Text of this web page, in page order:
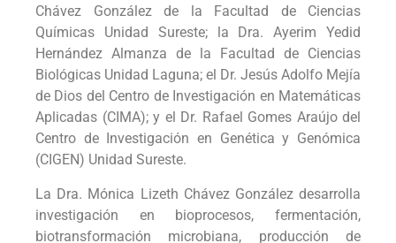
Chávez González de la Facultad de Ciencias
Químicas Unidad Sureste; la Dra. Ayerim Yedid
Hernández Almanza de la Facultad de Ciencias
Biológicas Unidad Laguna; el Dr. Jesús Adolfo Mejía
de Dios del Centro de Investigación en Matemáticas
Aplicadas (CIMA); y el Dr. Rafael Gomes Araújo del
Centro de Investigación en Genética y Genómica
(CIGEN) Unidad Sureste.
La Dra. Mónica Lizeth Chávez González desarrolla
investigación en bioprocesos, fermentación,
biotransformación microbiana, producción de